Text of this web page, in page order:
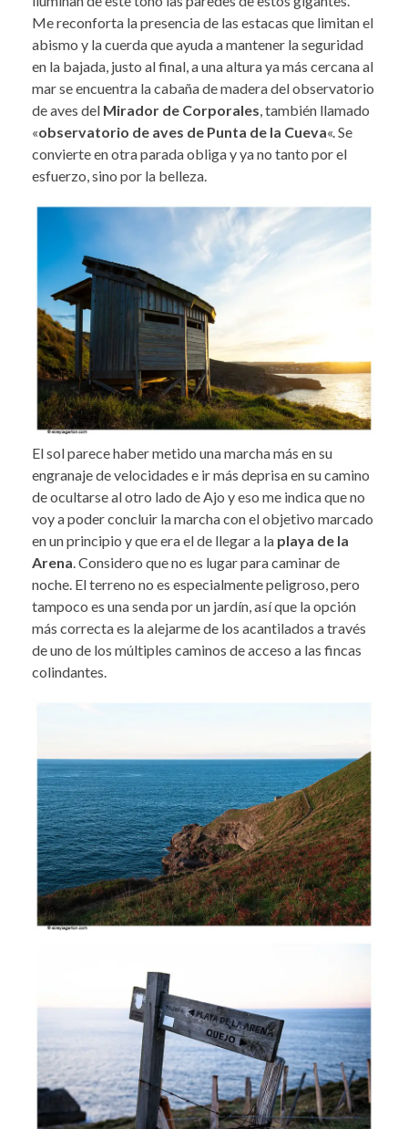
Me reconforta la presencia de las estacas que limitan el
abismo y la cuerda que ayuda a mantener la seguridad
en la bajada, justo al final, a una altura ya más cercana al
mar se encuentra la cabaña de madera del observatorio
de aves del Mirador de Corporales , también llamado
«observatorio de aves de Punta de la Cueva«. Se
convierte en otra parada obliga y ya no tanto por el
esfuerzo, sino por la belleza.
El sol parece haber metido una marcha más en su
engranaje de velocidades e ir más deprisa en su camino
de ocultarse al otro lado de Ajo y eso me indica que no
voy a poder concluir la marcha con el objetivo marcado
en un principio y que era el de llegar a la playa de la
Arena . Considero que no es lugar para caminar de
noche. El terreno no es especialmente peligroso, pero
tampoco es una senda por un jardín, así que la opción
más correcta es la alejarme de los acantilados a través
de uno de los múltiples caminos de acceso a las fincas
colindantes.